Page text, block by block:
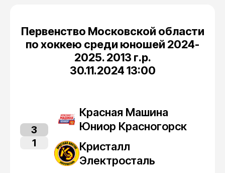
Первенство Московской области
по хоккею среди юношей 2024-
2025. 2013 г.р.
30.11.2024 13:00
Красная Машина
Юниор Красногорск
3
1
Кристалл
Электросталь